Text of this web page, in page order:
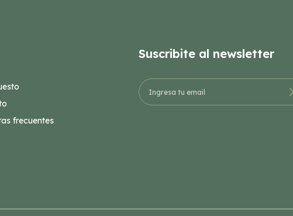
frecuentes
Suscribite al newsletter